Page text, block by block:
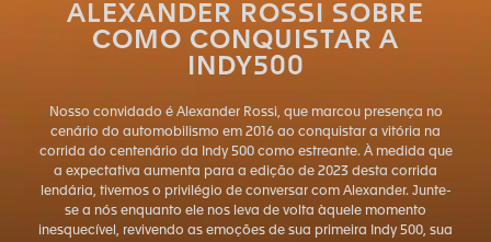
ALEXANDER ROSSI SOBRE
COMO CONQUISTAR A
INDY500
Nosso convidado é Alexander Rossi, que marcou presença no
cenário do automobilismo em 2016 ao conquistar a vitória na
corrida do centenário da Indy 500 como estreante. À medida que
a expectativa aumenta para a edição de 2023 desta corrida
lendária, tivemos o privilégio de conversar com Alexander. Junte-
se a nós enquanto ele nos leva de volta àquele momento
inesquecível, revivendo as emoções de sua primeira Indy 500, sua